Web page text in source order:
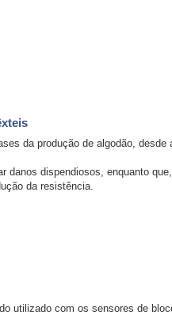
da produção de algodão, desde
danos dispendiosos, enquanto
da resistência.
utilizado com os sensores de